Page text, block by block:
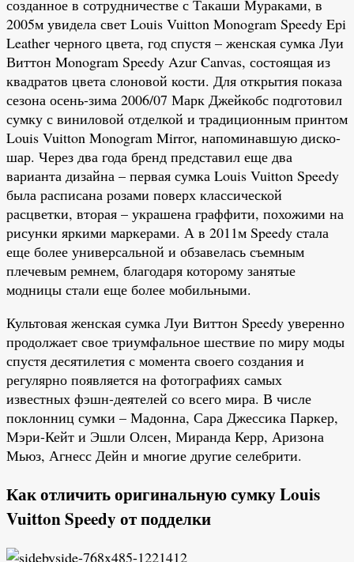
созданное в сотрудничестве с Такаши Мураками, в
2005м увидела свет Louis Vuitton Monogram Speedy Epi
Leather черного цвета, год спустя – женская сумка Луи
Виттон Monogram Speedy Azur Canvas, состоящая из
квадратов цвета слоновой кости. Для открытия показа
сезона осень-зима 2006/07 Марк Джейкобс подготовил
сумку с виниловой отделкой и традиционным принтом
Louis Vuitton Monogram Mirror, напоминавшую диско-
шар. Через два года бренд представил еще два
варианта дизайна – первая сумка Louis Vuitton Speedy
была расписана розами поверх классической
расцветки, вторая – украшена граффити, похожими на
рисунки яркими маркерами. А в 2011м Speedy стала
еще более универсальной и обзавелась съемным
плечевым ремнем, благодаря которому занятые
модницы стали еще более мобильными.
Культовая женская сумка Луи Виттон Speedy уверенно
продолжает свое триумфальное шествие по миру моды
спустя десятилетия с момента своего создания и
регулярно появляется на фотографиях самых
известных фэшн-деятелей со всего мира. В числе
поклонниц сумки – Мадонна, Сара Джессика Паркер,
Мэри-Кейт и Эшли Олсен, Миранда Керр, Аризона
Мьюз, Агнесс Дейн и многие другие селебрити.
Как отличить оригинальную сумку Louis
Vuitton Speedy от подделки